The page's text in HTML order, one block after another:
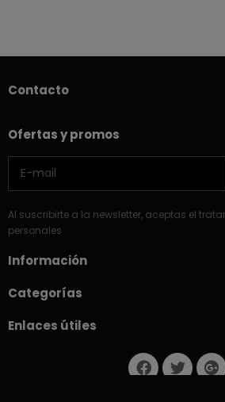
Contacto
Ofertas y promos
Al suscribirte a la newsletter, aceptas el
personales
Información
Categorías
Enlaces útiles